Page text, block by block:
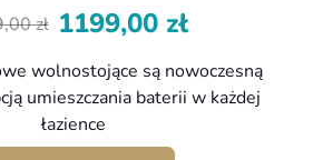
zł
Pierwotna
cena
wynosiła:
1349,00 zł.
1199,00 zł
Aktualna
cena
wynosi:
1199,00 zł.
wolnostojące są nowoczesną
umieszczania baterii w każdej
łazience